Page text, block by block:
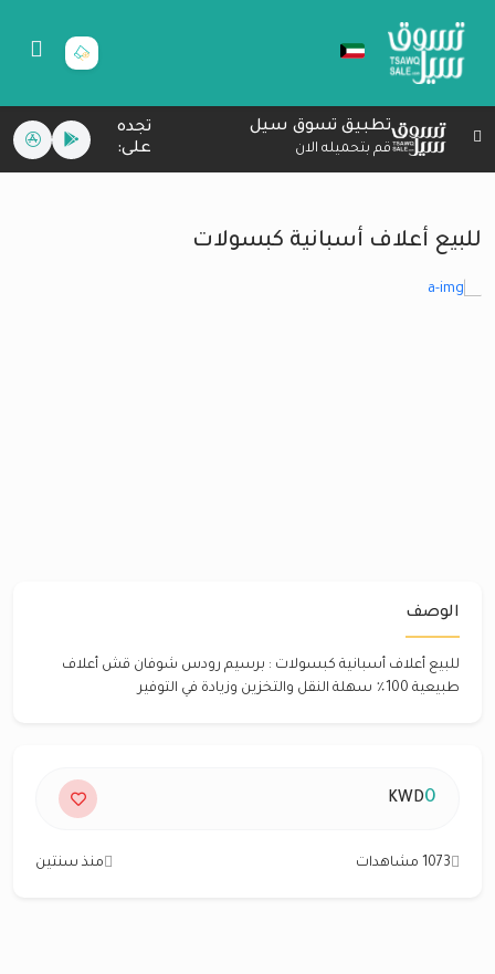
تطبيق تسوق سيل
قم بتحميله الان
تجده
على:
للبيع أعلاف أسبانية كبسولات
الوصف
للبيع أعلاف أسبانية كبسولات : برسيم رودس شوفان قش أعلاف
طبيعية 100٪؜ سهلة النقل والتخزين وزيادة في التوفير
0
KWD
1073 مشاهدات منذ سنتين